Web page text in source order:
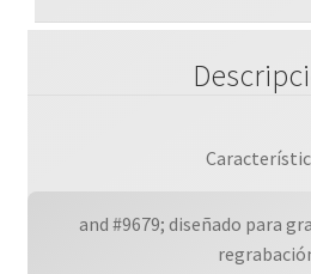
and #9679; diseñado para